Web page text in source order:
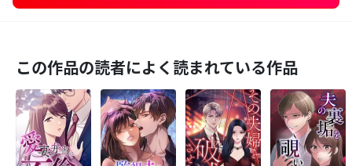
この作品の読者によく読まれている作品